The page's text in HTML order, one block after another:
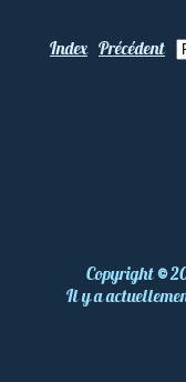
Index Précédent
Copyright©
Il y a